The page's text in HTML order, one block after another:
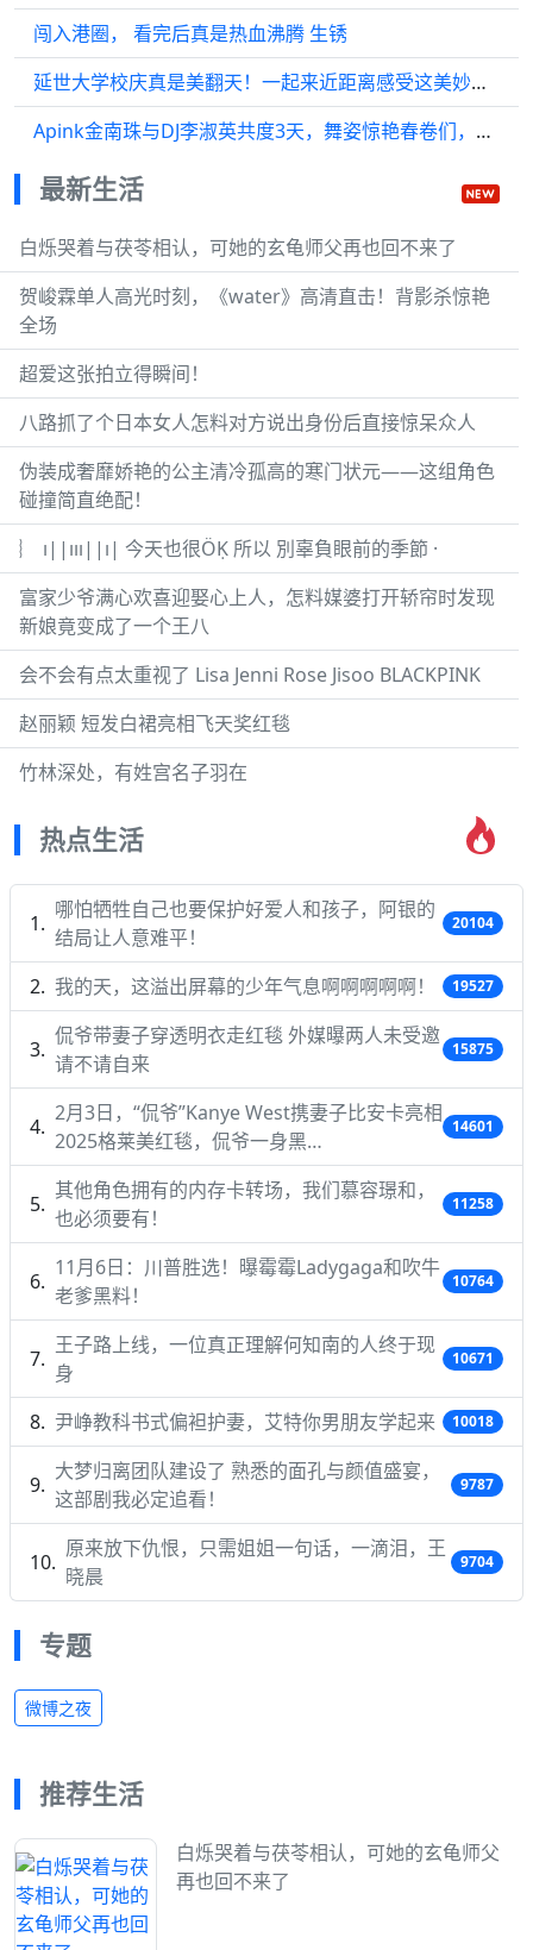
闯入港圈， 看完后真是热血沸腾 生锈
延世大学校庆真是美翻天！一起来近距离感受这美妙瞬间吧!
Apink金南珠与DJ李淑英共度3天，舞姿惊艳春卷们，SUNDY回归即将开启
最新生活
白烁哭着与茯苓相认，可她的玄龟师父再也回不来了
贺峻霖单人高光时刻，《water》高清直击！背影杀惊艳
全场
超爱这张拍立得瞬间！
八路抓了个日本女人怎料对方说出身份后直接惊呆众人
伪装成奢靡娇艳的公主清冷孤高的寒门状元——这组角色
碰撞简直绝配！
︴ ı||ııı||ı| 今天也很ÖḲ 所以 別辜負眼前的季節 ·
富家少爷满心欢喜迎娶心上人，怎料媒婆打开轿帘时发现
新娘竟变成了一个王八
会不会有点太重视了 Lisa Jenni Rose Jisoo BLACKPINK
赵丽颖 短发白裙亮相飞天奖红毯
竹林深处，有姓宫名子羽在
热点生活
哪怕牺牲自己也要保护好爱人和孩子，阿银的
结局让人意难平！
20104
我的天，这溢出屏幕的少年气息啊啊啊啊啊！ 19527
侃爷带妻子穿透明衣走红毯 外媒曝两人未受邀
请不请自来
15875
2月3日，“侃爷”Kanye West携妻子比安卡亮相
2025格莱美红毯，侃爷一身黑…
14601
其他角色拥有的内存卡转场，我们慕容璟和，
也必须要有！
11258
11月6日：川普胜选！曝霉霉Ladygaga和吹牛
老爹黑料！
10764
王子路上线，一位真正理解何知南的人终于现
身
10671
尹峥教科书式偏袒护妻，艾特你男朋友学起来 10018
大梦归离团队建设了 熟悉的面孔与颜值盛宴，
这部剧我必定追看！
9787
原来放下仇恨，只需姐姐一句话，一滴泪，王
晓晨
9704
专题
微博之夜
推荐生活
白烁哭着与茯苓相认，可她的玄龟师父
再也回不来了